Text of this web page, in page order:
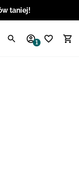
taniej!
1